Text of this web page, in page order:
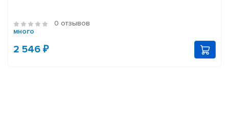
0 отзывов
много
2 546 ₽